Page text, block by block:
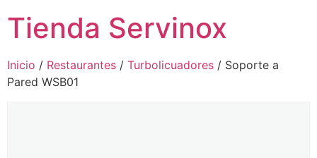
Tienda Servinox
Inicio / Restaurantes / Turbolicuadores / Soporte a
Pared WSB01